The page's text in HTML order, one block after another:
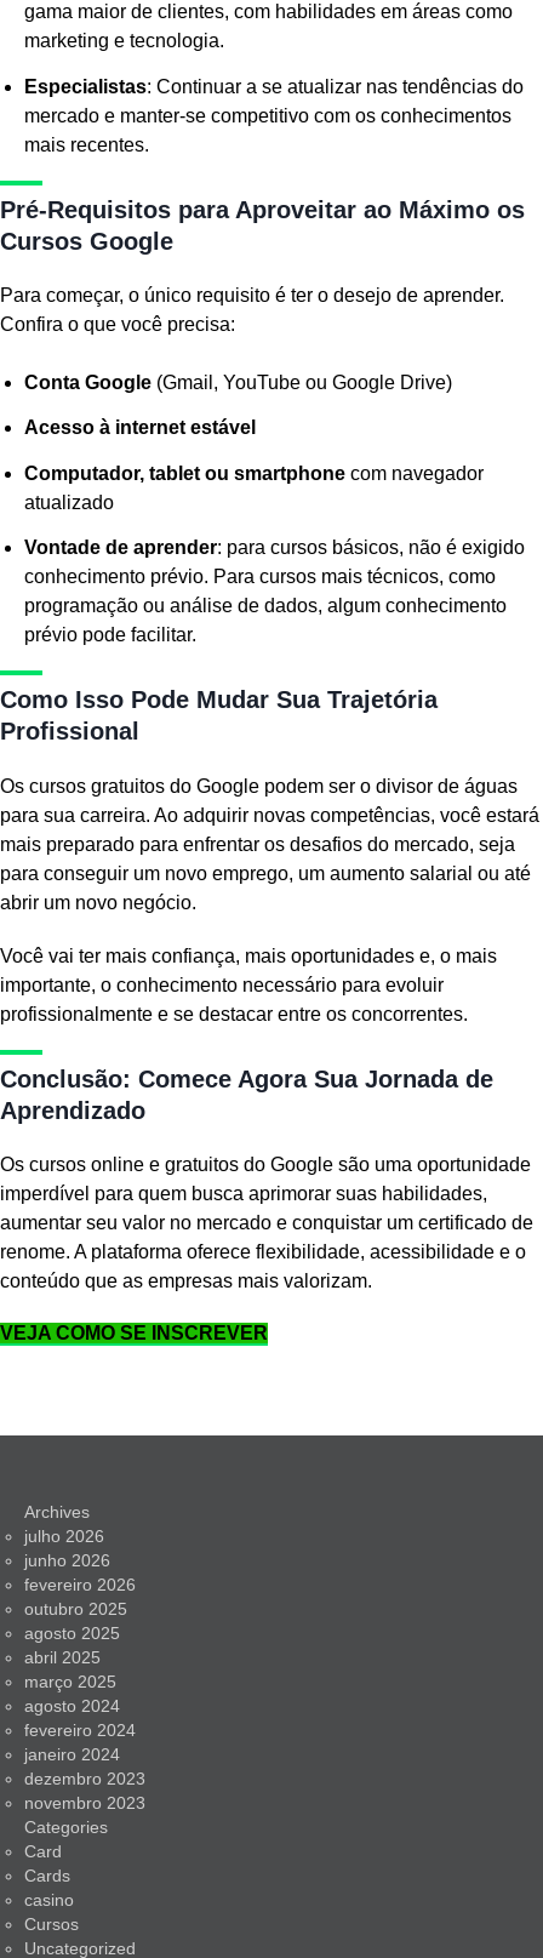
gama maior de clientes, com habilidades em áreas como
marketing e tecnologia.
Especialistas: Continuar a se atualizar nas tendências do
mercado e manter-se competitivo com os conhecimentos
mais recentes.
Pré-Requisitos para Aproveitar ao Máximo os
Cursos Google
Para começar, o único requisito é ter o desejo de aprender.
Confira o que você precisa:
Conta Google (Gmail, YouTube ou Google Drive)
Acesso à internet estável
Computador, tablet ou smartphone com navegador
atualizado
Vontade de aprender: para cursos básicos, não é exigido
conhecimento prévio. Para cursos mais técnicos, como
programação ou análise de dados, algum conhecimento
prévio pode facilitar.
Como Isso Pode Mudar Sua Trajetória
Profissional
Os cursos gratuitos do Google podem ser o divisor de águas
para sua carreira. Ao adquirir novas competências, você estará
mais preparado para enfrentar os desafios do mercado, seja
para conseguir um novo emprego, um aumento salarial ou até
abrir um novo negócio.
Você vai ter mais confiança, mais oportunidades e, o mais
importante, o conhecimento necessário para evoluir
profissionalmente e se destacar entre os concorrentes.
Conclusão: Comece Agora Sua Jornada de
Aprendizado
Os cursos online e gratuitos do Google são uma oportunidade
imperdível para quem busca aprimorar suas habilidades,
aumentar seu valor no mercado e conquistar um certificado de
renome. A plataforma oferece flexibilidade, acessibilidade e o
conteúdo que as empresas mais valorizam.
VEJA COMO SE INSCREVER
Archives
julho 2026
junho 2026
fevereiro 2026
outubro 2025
agosto 2025
abril 2025
março 2025
agosto 2024
fevereiro 2024
janeiro 2024
dezembro 2023
novembro 2023
Categories
Card
Cards
casino
Cursos
Uncategorized